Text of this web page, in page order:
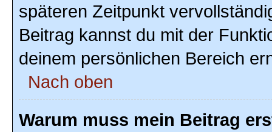
späteren Zeitpunkt
Beitrag kannst du mit der
deinem persönlichen Bereich
Nach oben
Warum muss mein Beitrag